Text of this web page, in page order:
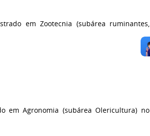
em Zootecnia (subárea ruminantes,
em Agronomia (subárea Olericultura) no